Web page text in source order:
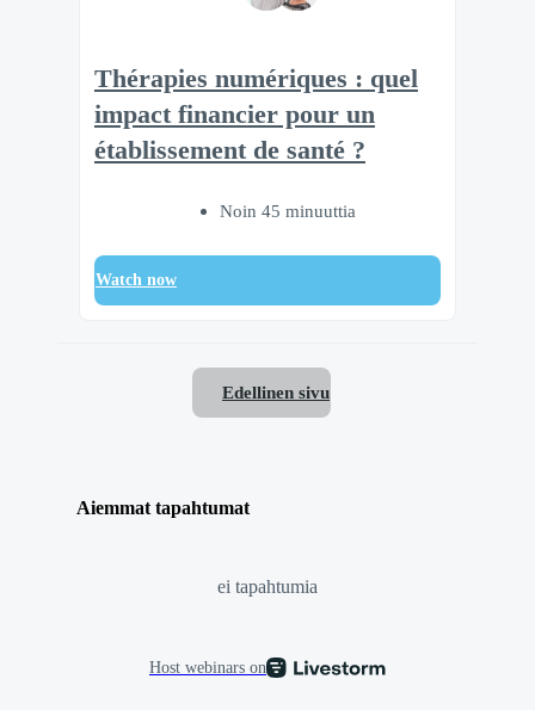
Thérapies numériques : quel
impact financier pour un
établissement de santé ?
Noin 45 minuuttia
Watch now
Edellinen sivu
Aiemmat tapahtumat
ei tapahtumia
Host webinars on